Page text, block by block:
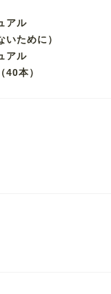
アル
ために）
アル
40本）